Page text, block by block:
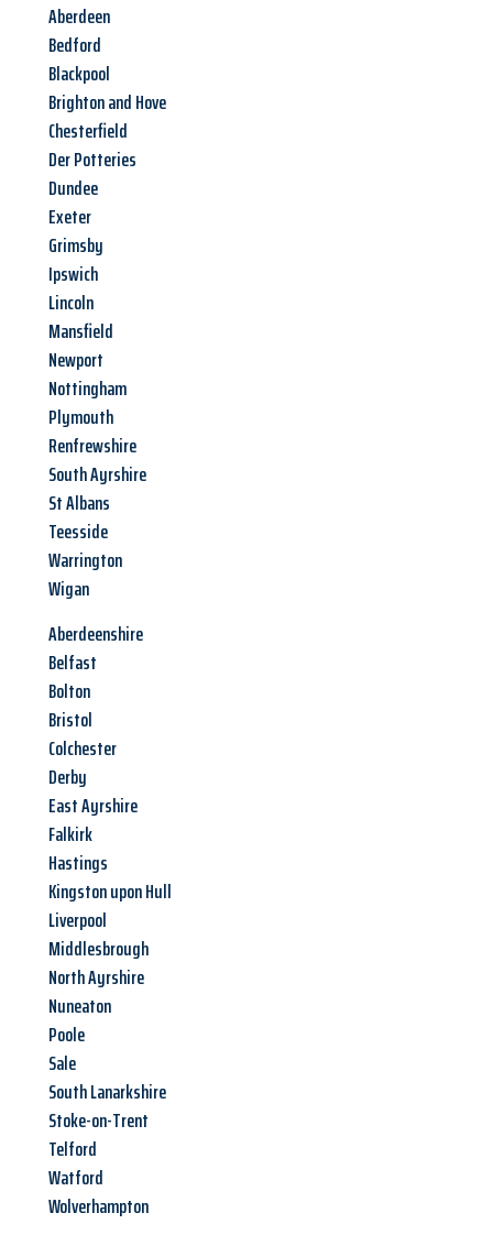
Aberdeen
Bedford
Blackpool
Brighton and Hove
Chesterfield
Der Potteries
Dundee
Exeter
Grimsby
Ipswich
Lincoln
Mansfield
Newport
Nottingham
Plymouth
Renfrewshire
South Ayrshire
St Albans
Teesside
Warrington
Wigan
Aberdeenshire
Belfast
Bolton
Bristol
Colchester
Derby
East Ayrshire
Falkirk
Hastings
Kingston upon Hull
Liverpool
Middlesbrough
North Ayrshire
Nuneaton
Poole
Sale
South Lanarkshire
Stoke-on-Trent
Telford
Watford
Wolverhampton